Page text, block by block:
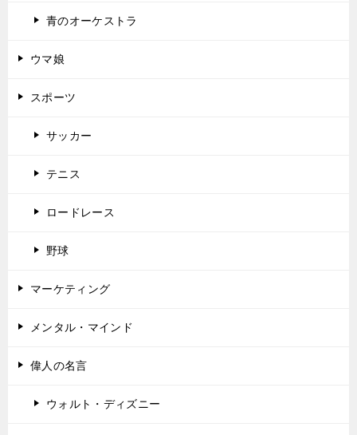
青のオーケストラ
ウマ娘
スポーツ
サッカー
テニス
ロードレース
野球
マーケティング
メンタル・マインド
偉人の名言
ウォルト・ディズニー